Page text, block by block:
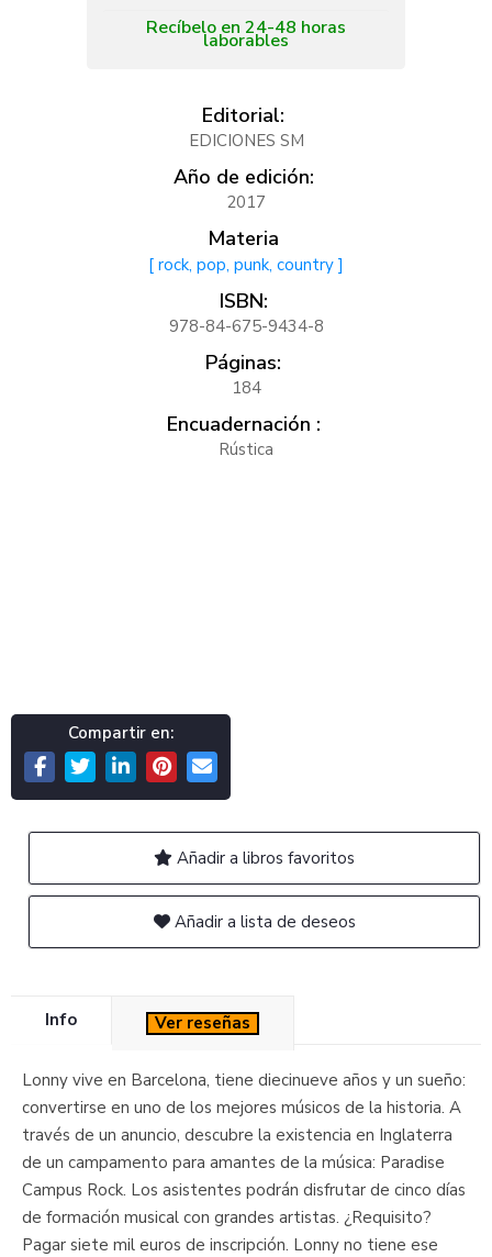
Recíbelo en 24-48 horas
laborables
Editorial:
EDICIONES SM
Año de edición:
2017
Materia
[ rock, pop, punk, country ]
ISBN:
978-84-675-9434-8
Páginas:
184
Encuadernación :
Rústica
Compartir en:
Añadir a libros favoritos
Añadir a lista de deseos
Info Ver reseñas
Lonny vive en Barcelona, tiene diecinueve años y un sueño:
convertirse en uno de los mejores músicos de la historia. A
través de un anuncio, descubre la existencia en Inglaterra
de un campamento para amantes de la música: Paradise
Campus Rock. Los asistentes podrán disfrutar de cinco días
de formación musical con grandes artistas. ¿Requisito?
Pagar siete mil euros de inscripción. Lonny no tiene ese